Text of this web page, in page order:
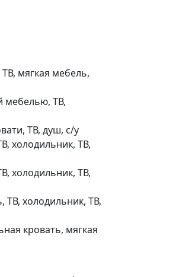
мягкая мебель,
мебелью, ТВ,
ТВ, душ, с/у
холодильник, ТВ,
холодильник, ТВ,
ТВ, холодильник, ТВ,
кровать, мягкая